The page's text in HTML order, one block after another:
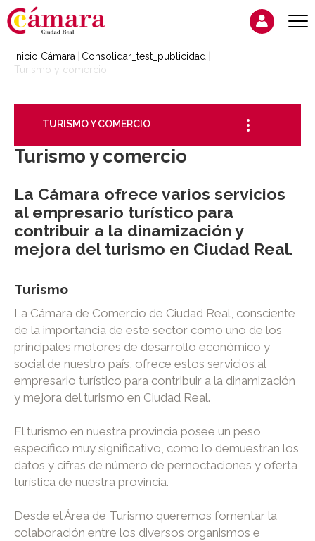
Inicio Cámara
Consolidar_test_publicidad
Turismo y comercio
TURISMO Y COMERCIO
Turismo y comercio
La Cámara ofrece varios servicios
al empresario turístico para
contribuir a la dinamización y
mejora del turismo en Ciudad Real.
Turismo
La Cámara de Comercio de Ciudad Real, consciente
de la importancia de este sector como uno de los
principales motores de desarrollo económico y
social de nuestro país, ofrece estos servicios al
empresario turístico para contribuir a la dinamización
y mejora del turismo en Ciudad Real.
El turismo en nuestra provincia posee un peso
específico muy significativo, como lo demuestran los
datos y cifras de número de pernoctaciones y oferta
turística de nuestra provincia.
Desde el Área de Turismo queremos fomentar la
colaboración entre los diversos organismos e